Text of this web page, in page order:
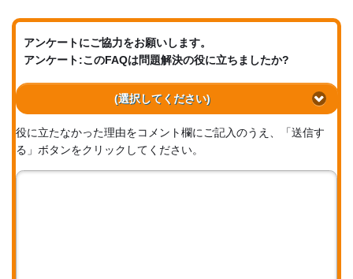
アンケートにご協力をお願いします。
アンケート:このFAQは問題解決の役に立ちましたか?
(選択してください)
役に立たなかった理由をコメント欄にご記入のうえ、「送信す
る」ボタンをクリックしてください。